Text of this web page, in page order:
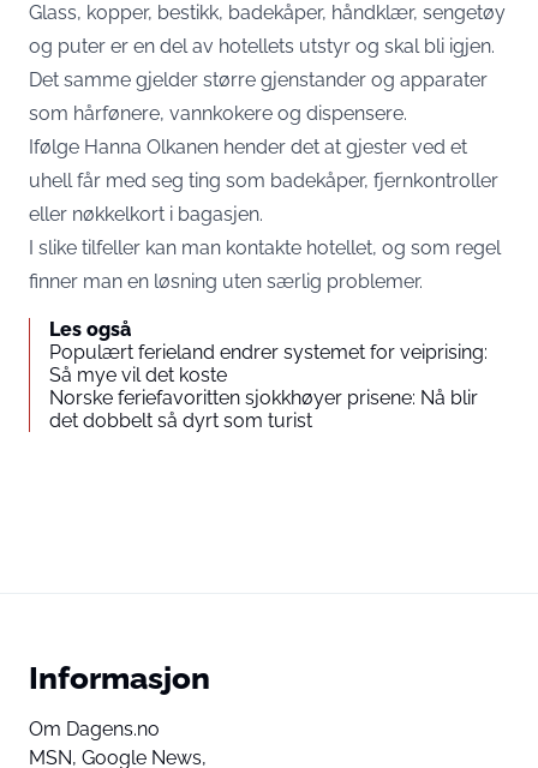
Glass, kopper, bestikk, badekåper, håndklær, sengetøy
og puter er en del av hotellets utstyr og skal bli igjen.
Det samme gjelder større gjenstander og apparater
som hårfønere, vannkokere og dispensere.
Ifølge Hanna Olkanen hender det at gjester ved et
uhell får med seg ting som badekåper, fjernkontroller
eller nøkkelkort i bagasjen.
I slike tilfeller kan man kontakte hotellet, og som regel
finner man en løsning uten særlig problemer.
Les også
Populært ferieland endrer systemet for veiprising:
Så mye vil det koste
Norske feriefavoritten sjokkhøyer prisene: Nå blir
det dobbelt så dyrt som turist
Informasjon
Om Dagens.no
MSN, Google News,